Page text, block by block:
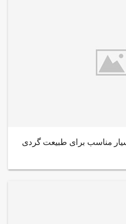
مناسب برای طبیعت گردی